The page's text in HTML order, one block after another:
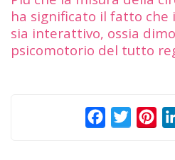
ha significato il fatto
sia interattivo, ossia
psicomotorio del tutto
FacebookTwitter